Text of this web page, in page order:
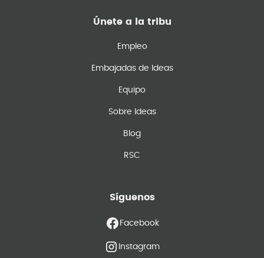
Únete a la tribu
Empleo
Embajadas de Ideas
Equipo
Sobre Ideas
Blog
RSC
Síguenos
Facebook
Instagram